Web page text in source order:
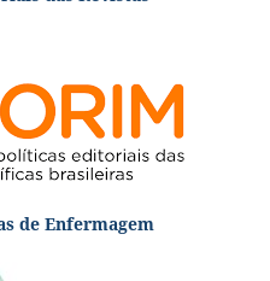
de Enfermagem